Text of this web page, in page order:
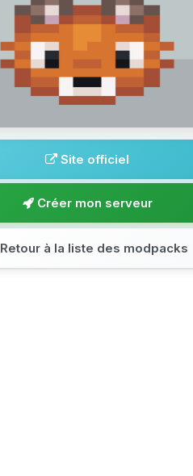
Site officiel
Créer mon serveur
Retour à la liste des modpacks